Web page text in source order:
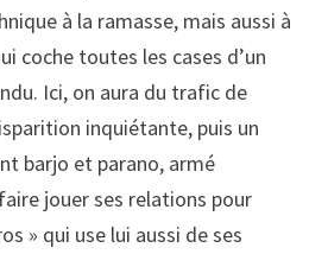
à la ramasse, mais aussi à
coche toutes les cases d’un
Ici, on aura du trafic de
inquiétante, puis un
barjo et parano, armé
jouer ses relations pour
» qui use lui aussi de ses